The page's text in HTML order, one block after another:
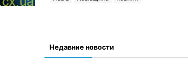
Недавние новости